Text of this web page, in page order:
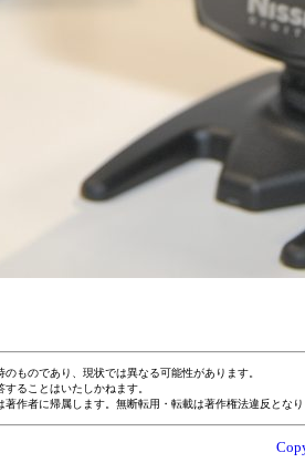
のものであり、現状では異なる可能性があります。
ることはいたしかねます。
著作者に帰属します。無断転用・転載は著作権法違反と